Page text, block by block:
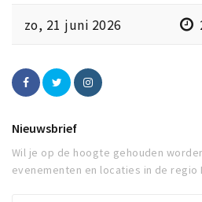
zo, 21 juni 2026
Nieuwsbrief
Wil je op de hoogte gehouden
evenementen en locaties in de regio